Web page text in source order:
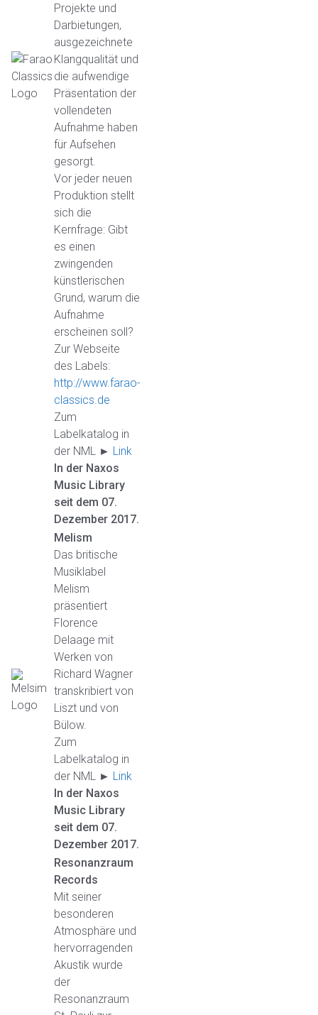
Projekte und
Darbietungen,
ausgezeichnete
Klangqualität und
die aufwendige
Präsentation der
vollendeten
Aufnahme haben
für Aufsehen
gesorgt.
Vor jeder neuen
Produktion stellt
sich die
Kernfrage: Gibt
es einen
zwingenden
künstlerischen
Grund, warum die
Aufnahme
erscheinen soll?
Zur Webseite
des Labels:
http://www.farao-
classics.de
Zum
Labelkatalog in
der NML ► Link
In der Naxos
Music Library
seit dem 07.
Dezember 2017.
Melism
Das britische
Musiklabel
Melism
präsentiert
Florence
Delaage mit
Werken von
Richard Wagner
transkribiert von
Liszt und von
Bülow.
Zum
Labelkatalog in
der NML ► Link
In der Naxos
Music Library
seit dem 07.
Dezember 2017.
Resonanzraum
Records
Mit seiner
besonderen
Atmosphäre und
hervorragenden
Akustik wurde
der
Resonanzraum